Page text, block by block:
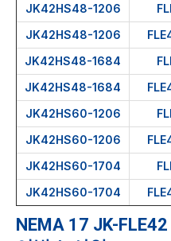
JK42HS48-1206
JK42HS48-1206
JK42HS48-1684
JK42HS48-1684
JK42HS60-1206
JK42HS60-1206
JK42HS60-1704
JK42HS60-1704
NEMA 17 JK-